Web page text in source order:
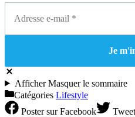
AfficherMasquerle sommaire
Catégories Lifestyle
Postersur Facebook